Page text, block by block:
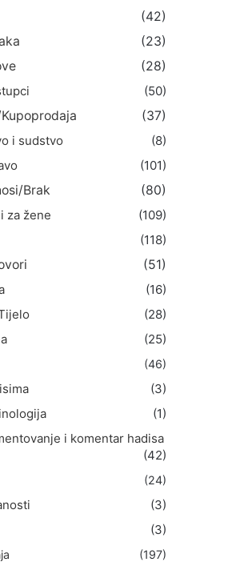
(42)
(23)
(28)
(50)
(37)
i sudstvo
(8)
(101)
Brak
(80)
za žene
(109)
(118)
(51)
(16)
(28)
(25)
(46)
(3)
(1)
i komentar hadisa
(42)
(24)
(3)
(3)
(197)